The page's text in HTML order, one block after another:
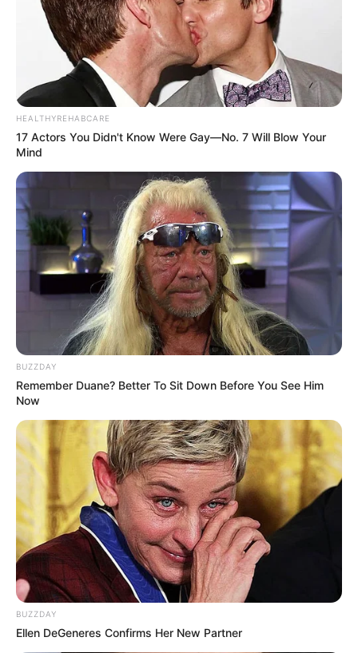
HEALTHYREHABCARE
17 Actors You Didn't Know Were Gay—No. 7 Will Blow Your
Mind
BUZZDAY
Remember Duane? Better To Sit Down Before You See Him
Now
BUZZDAY
Ellen DeGeneres Confirms Her New Partner